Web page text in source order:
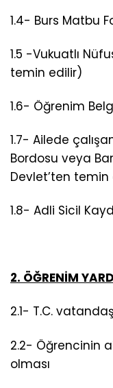
1.4- Burs Matbu
1.5 -Vukuatlı
temin edilir)
1.6- Öğrenim
1.7- Ailede
Bordosu veya
Devlet’ten temin
1.8- Adli Sicil
2. ÖĞRENİM
2.1- T.C.
2.2- Öğrencinin
olması